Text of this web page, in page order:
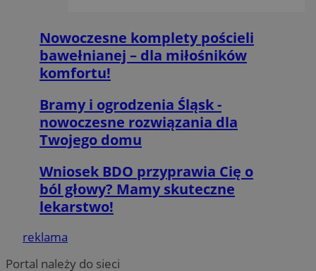
Nowoczesne komplety pościeli
bawełnianej – dla miłośników
komfortu!
Bramy i ogrodzenia Śląsk -
nowoczesne rozwiązania dla
Twojego domu
Wniosek BDO przyprawia Cię o
ból głowy? Mamy skuteczne
lekarstwo!
reklama
Portal należy do sieci
VISITOR_PRIVACY_METADATA
YouTube
.youtube.com
Google Privacy Policy